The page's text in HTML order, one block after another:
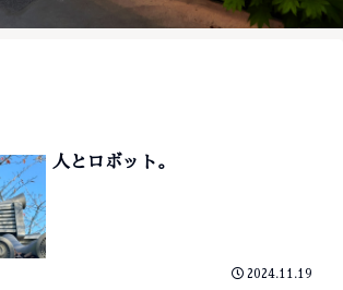
人とロボット。
2024.11.19